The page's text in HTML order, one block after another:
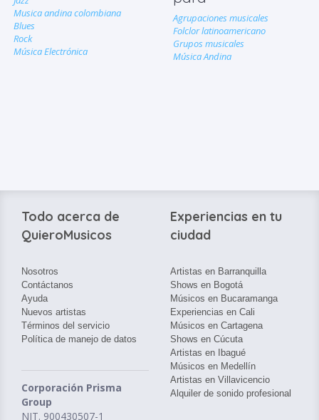
Musica andina colombiana
Blues
Rock
Música Electrónica
Agrupaciones musicales
Folclor latinoamericano
Grupos musicales
Música Andina
Todo acerca de
QuieroMusicos
Nosotros
Contáctanos
Ayuda
Nuevos artistas
Términos del servicio
Política de manejo de datos
Corporación Prisma
Group
NIT. 900430507-1
Experiencias en tu
ciudad
Artistas en Barranquilla
Shows en Bogotá
Músicos en Bucaramanga
Experiencias en Cali
Músicos en Cartagena
Shows en Cúcuta
Artistas en Ibagué
Músicos en Medellín
Artistas en Villavicencio
Alquiler de sonido profesional